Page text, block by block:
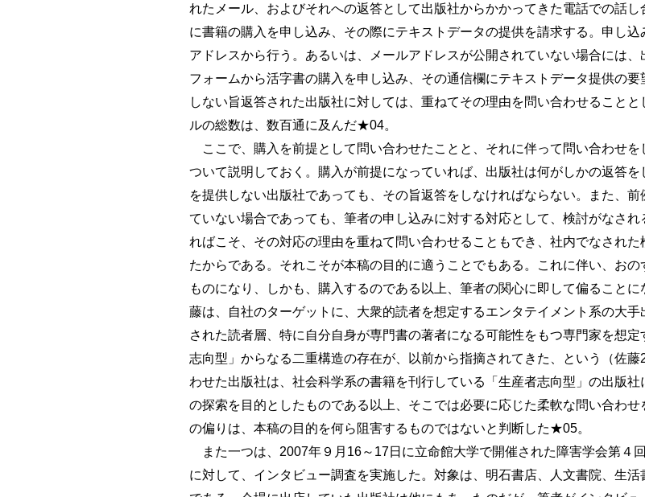
れたメール、およびそれへの返答として出版社からかかってきた電話での話
に書籍の購入を申し込み、その際にテキストデータの提供を請求する。申し
アドレスから行う。あるいは、メールアドレスが公開されていない場合には
フォームから活字書の購入を申し込み、その通信欄にテキストデータ提供の
しない旨返答された出版社に対しては、重ねてその理由を問い合わせること
ルの総数は、数百通に及んだ★04。
ここで、購入を前提として問い合わせたことと、それに伴って問い合わせ
ついて説明しておく。購入が前提になっていれば、出版社は何がしかの返答
を提供しない出版社であっても、その旨返答をしなければならない。また、
ていない場合であっても、筆者の申し込みに対する対応として、検討がなさ
ればこそ、その対応の理由を重ねて問い合わせることもでき、社内でなされ
たからである。それこそが本稿の目的に適うことでもある。これに伴い、お
ものになり、しかも、購入するのである以上、筆者の関心に即して偏ること
藤は、自社のターゲットに、大衆的読者を想定するエンタテイメント系の大
された読者層、特に自分自身が専門書の著者になる可能性をもつ専門家を想
志向型」からなる二重構造の存在が、以前から指摘されてきた、という（佐
わせた出版社は、社会科学系の書籍を刊行している「生産者志向型」の出版
の探索を目的としたものである以上、そこでは必要に応じた柔軟な問い合わ
の偏りは、本稿の目的を何ら阻害するものではないと判断した★05。
また一つは、2007年９月16～17日に立命館大学で開催された障害学会第４
に対して、インタビュー調査を実施した。対象は、明石書店、人文書院、生